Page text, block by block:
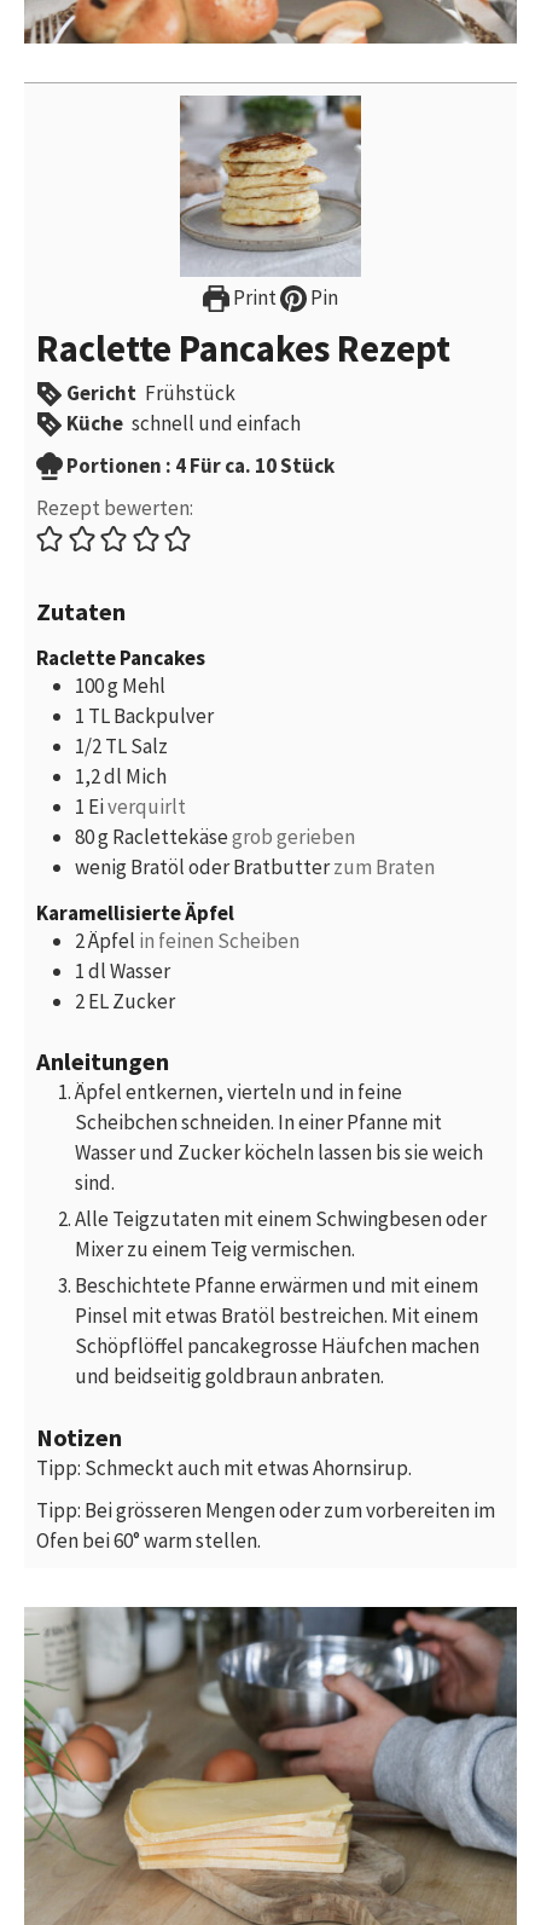
Print Pin
Raclette Pancakes Rezept
Gericht Frühstück
Küche schnell und einfach
Portionen
Portionen : 4Für ca. 10 Stück
Rezept bewerten:
Zutaten
Raclette Pancakes
100gMehl
1 TLBackpulver
1/2TLSalz
1,2dl Mich
1 Eiverquirlt
80gRaclettekäsegrob gerieben
wenigBratöl oder Bratbutterzum Braten
Karamellisierte Äpfel
2Äpfel in feinen Scheiben
1dlWasser
2ELZucker
Anleitungen
Äpfel entkernen, vierteln und in feine
Scheibchen schneiden. In einer Pfanne mit
Wasser und Zucker köcheln lassen bis sie weich
sind.
Alle Teigzutaten mit einem Schwingbesen oder
Mixer zu einem Teig vermischen.
Beschichtete Pfanne erwärmen und mit einem
Pinsel mit etwas Bratöl bestreichen. Mit einem
Schöpflöffel pancakegrosse Häufchen machen
und beidseitig goldbraun anbraten.
Notizen
Tipp: Schmeckt auch mit etwas Ahornsirup.
Tipp: Bei grösseren Mengen oder zum vorbereiten im
Ofen bei 60° warm stellen.